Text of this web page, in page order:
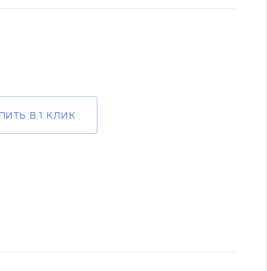
В 1 КЛИК